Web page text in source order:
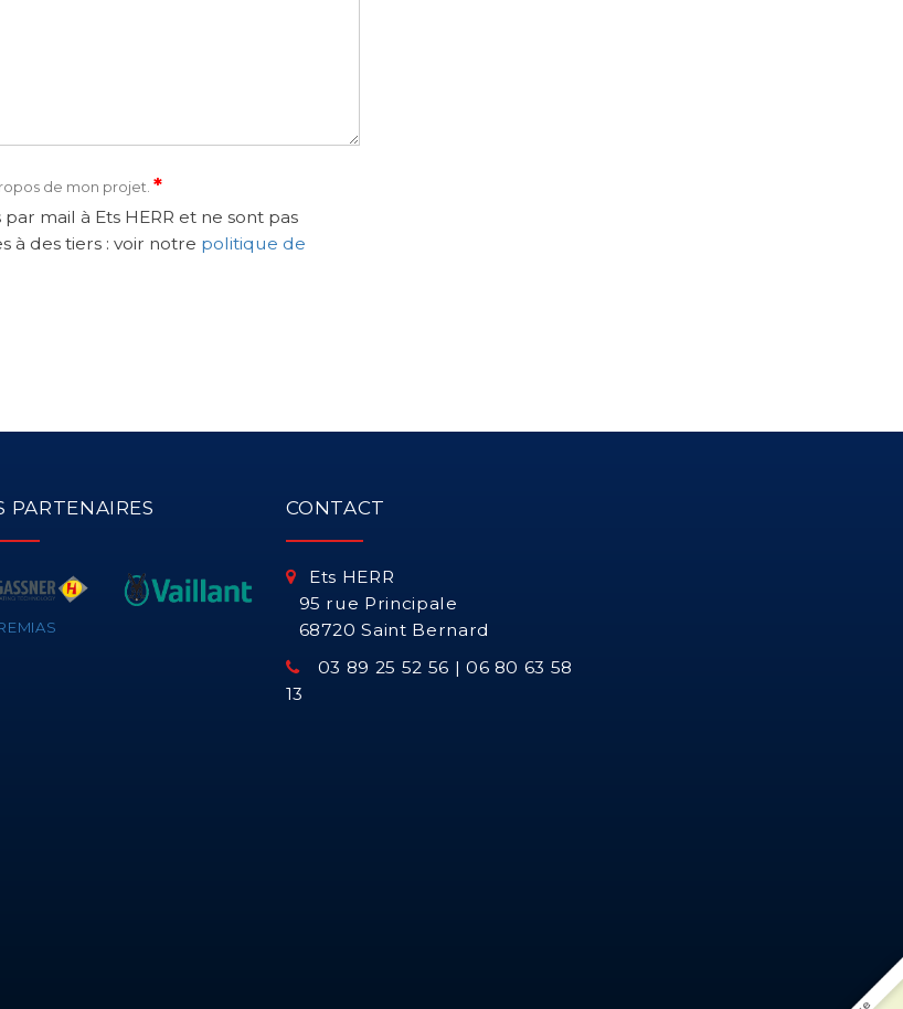
de mon projet. *
mail à Ets HERR et ne sont pas
à des tiers : voir notre politique de
PARTENAIRES CONTACT
Ets HERR
95 rue Principale
68720 Saint Bernard
03 89 25 52 56 | 06 80 63 58
13